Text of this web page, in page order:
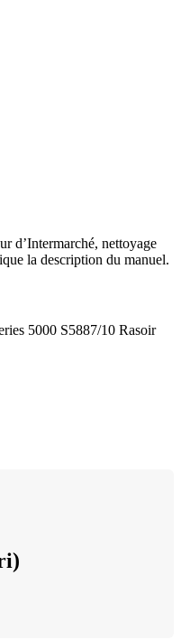
d’Intermarché, nettoyage
la description du manuel.
5000 S5887/10 Rasoir